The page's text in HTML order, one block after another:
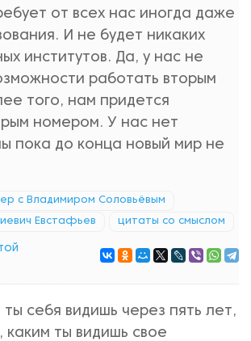
от всех нас иногда даже
И не будет никаких
институтов. Да, у нас не
работать вторым
того, нам придется
номером. У нас нет
пока до конца новый мир не
с Владимиром Соловьёвым
Евстафьев цитаты со смыслом
себя видишь через пять лет,
каким ты видишь свое